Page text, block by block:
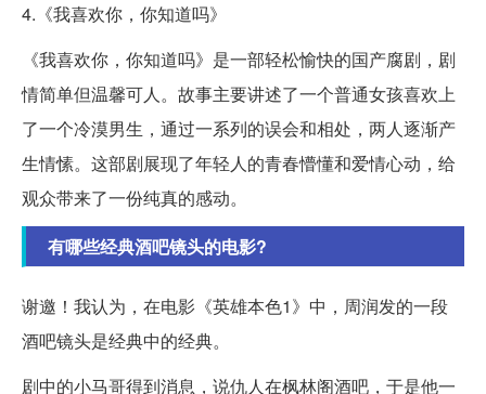
4.《我喜欢你，你知道吗》
《我喜欢你，你知道吗》是一部轻松愉快的国产腐剧，剧
情简单但温馨可人。故事主要讲述了一个普通女孩喜欢上
了一个冷漠男生，通过一系列的误会和相处，两人逐渐产
生情愫。这部剧展现了年轻人的青春懵懂和爱情心动，给
观众带来了一份纯真的感动。
有哪些经典酒吧镜头的电影?
谢邀！我认为，在电影《英雄本色1》中，周润发的一段
酒吧镜头是经典中的经典。
剧中的小马哥得到消息，说仇人在枫林阁酒吧，于是他一